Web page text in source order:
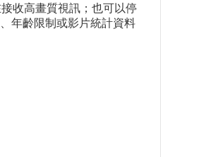
收高畫質視訊；也可以停
年齡限制或影片統計資料